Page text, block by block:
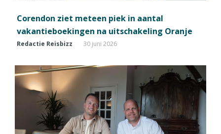
Corendon ziet meteen piek in aantal
vakantieboekingen na uitschakeling Oranje
Redactie Reisbizz 30 juni 2026